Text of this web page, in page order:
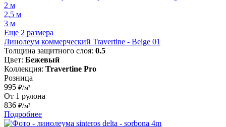
2 м
2,5 м
3 м
Еще 2 размера
Линолеум коммерческий Travertine - Beige 01
Толщина защитного слоя: 0.5
Цвет: Бежевый
Коллекция: Travertine Pro
Розница
995 ₽/м²
От 1 рулона
836 ₽/м²
Подробнее